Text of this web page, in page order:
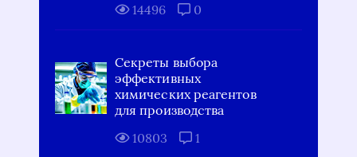
14496
0
Секреты выбора
эффективных
химических реагентов
для производства
10803
1